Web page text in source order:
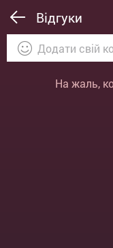
Відгуки
На жаль,